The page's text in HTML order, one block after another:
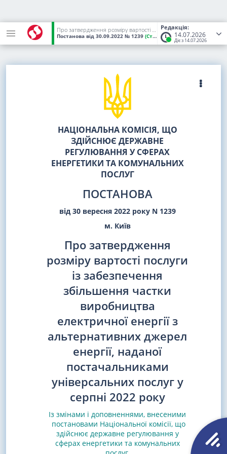
Редакція:
14.07.2026
Діє з 14.07.2026
Про затвердження розміру вартості послуги із забезпечення збільшення частки виробництва електричної енергії з альтернативних джерел енергії, наданої постачальниками універсальних послуг у серпні 2022 року
Постанова від 30.09.2022 № 1239 (Статус: Чинний)
НАЦІОНАЛЬНА КОМІСІЯ, ЩО
ЗДІЙСНЮЄ ДЕРЖАВНЕ
РЕГУЛЮВАННЯ У СФЕРАХ
ЕНЕРГЕТИКИ ТА КОМУНАЛЬНИХ
ПОСЛУГ
ПОСТАНОВА
від 30 вересня 2022 року N 1239
м. Київ
Про затвердження
розміру вартості послуги
із забезпечення
збільшення частки
виробництва
електричної енергії з
альтернативних джерел
енергії, наданої
постачальниками
універсальних послуг у
серпні 2022 року
Із змінами і доповненнями, внесеними
постановами Національної комісії, що
здійснює державне регулювання у
сферах енергетики та комунальних